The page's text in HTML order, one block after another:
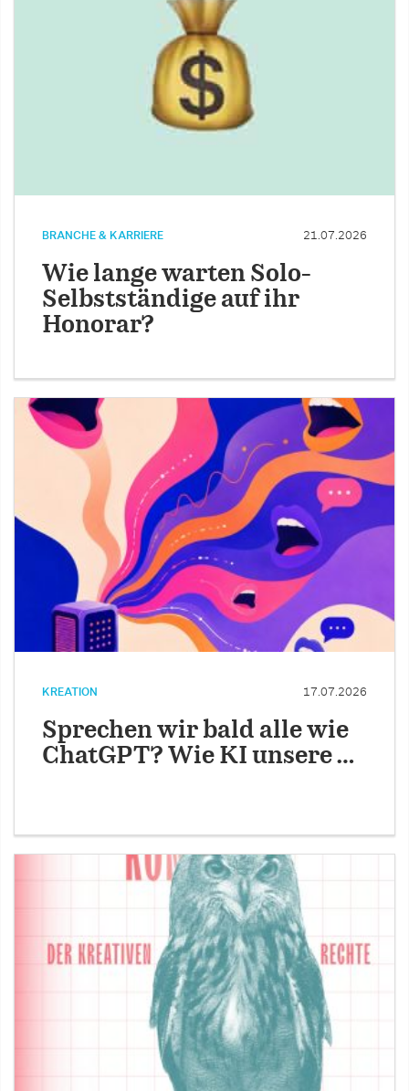
BRANCHE & KARRIERE 21.07.2026
Wie lange warten Solo-
Selbstständige auf ihr
Honorar?
KREATION 17.07.2026
Sprechen wir bald alle wie
ChatGPT? Wie KI unsere …